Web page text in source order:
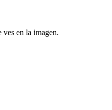
ves en la imagen.